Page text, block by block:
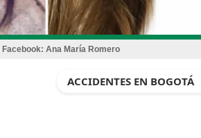
Facebook: Ana María Romero
ACCIDENTES EN BOGOTÁ